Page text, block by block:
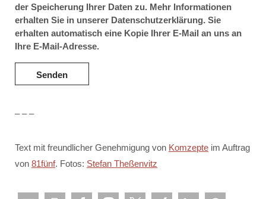
der Speicherung Ihrer Daten zu. Mehr Informationen
erhalten Sie in unserer Datenschutzerklärung. Sie
erhalten automatisch eine Kopie Ihrer E-Mail an uns an
Ihre E-Mail-Adresse.
– – –
Text mit freundlicher Genehmigung von Komzepte im Auftrag
von 81fünf. Fotos: Stefan Theßenvitz